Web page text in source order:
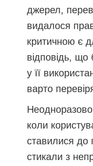
джерел,
видалося
критичною є
відповідь, що
у її
варто
Неодноразово
коли
ставилися до
стикали з